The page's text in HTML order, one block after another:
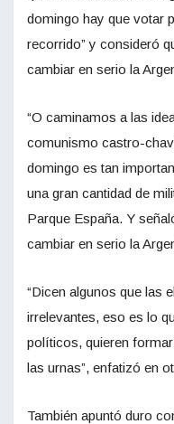
domingo hay que votar
recorrido” y consideró
cambiar en serio la
“O caminamos a las
comunismo castro-
domingo es tan
una gran cantidad de
Parque España. Y
cambiar en serio la
“Dicen algunos que las
irrelevantes, eso es lo
políticos, quieren
las urnas”, enfatizó en
También apuntó duro